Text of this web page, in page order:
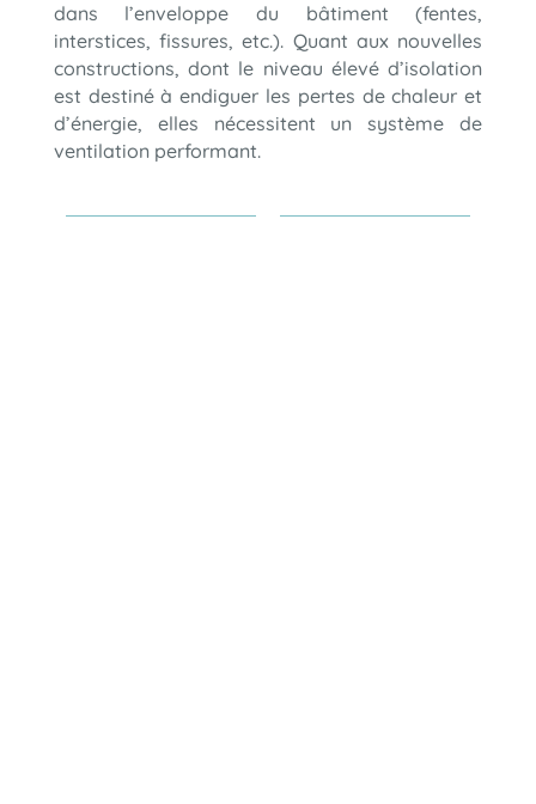
dans l’enveloppe du bâtiment (fentes,
interstices, fissures, etc.). Quant aux nouvelles
constructions, dont le niveau élevé d’isolation
est destiné à endiguer les pertes de chaleur et
d’énergie, elles nécessitent un système de
ventilation performant.